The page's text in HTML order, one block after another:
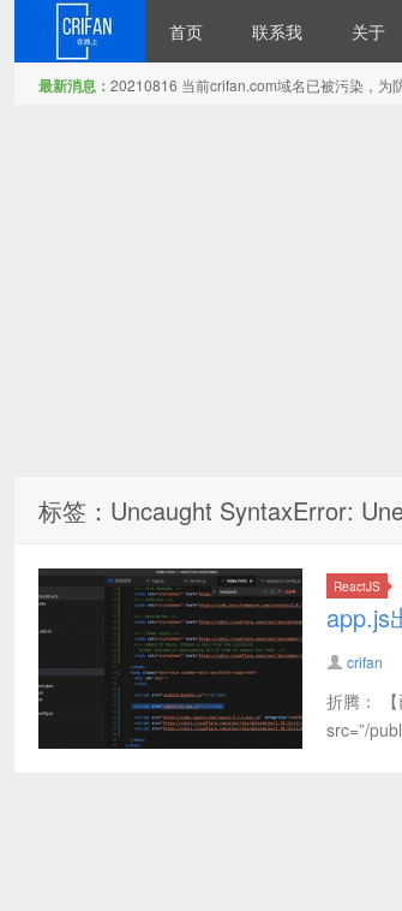
首页 联系我 关于
最新消息： 20210816 当前crifan.com域名已被污染，为
标签：Uncaught SyntaxError:
ReactJS
app.js
crifan
折腾：
src=”/